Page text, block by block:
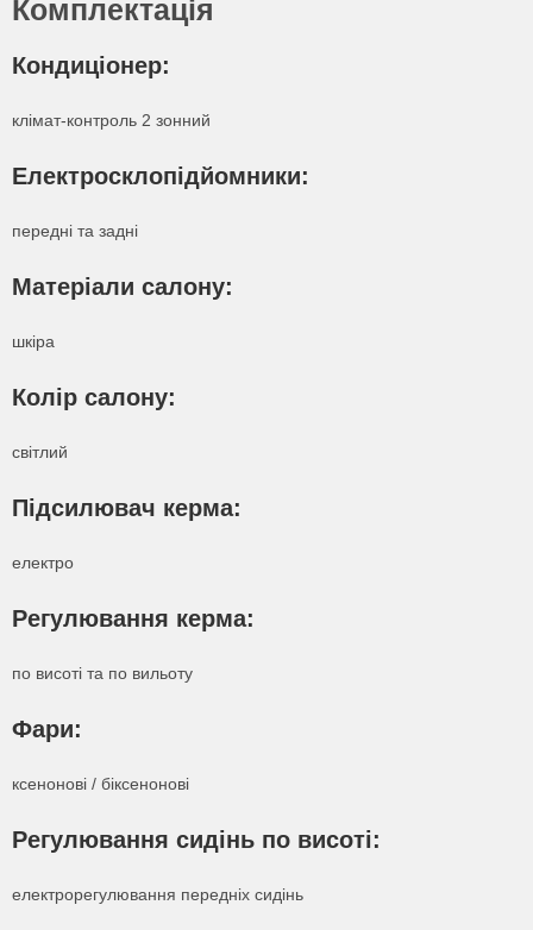
Комплектація
Кондиціонер:
клімат-контроль 2 зонний
Електросклопідйомники:
передні та задні
Матеріали салону:
шкіра
Колір салону:
світлий
Підсилювач керма:
електро
Регулювання керма:
по висоті та по вильоту
Фари:
ксенонові / біксенонові
Регулювання сидінь по висоті:
електрорегулювання передніх сидінь
Дізнатися про лізинг